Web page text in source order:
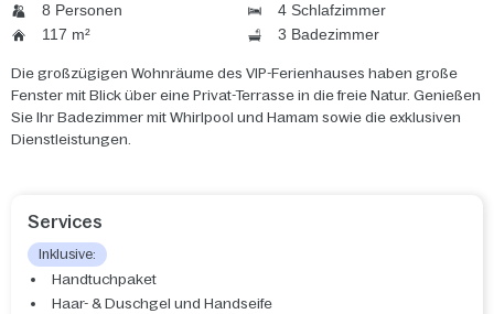
8 Personen
4 Schlafzimmer
117 m²
3 Badezimmer
Die großzügigen Wohnräume des VIP-Ferienhauses haben große
Fenster mit Blick über eine Privat-Terrasse in die freie Natur. Genießen
Sie Ihr Badezimmer mit Whirlpool und Hamam sowie die exklusiven
Dienstleistungen.
Services
Inklusive:
Handtuchpaket
Haar- & Duschgel und Handseife